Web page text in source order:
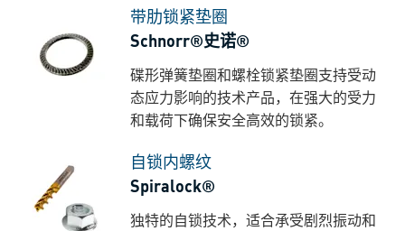
带肋锁紧垫圈
Schnorr®史诺®
碟形弹簧垫圈和螺栓锁紧垫圈支持受动
态应力影响的技术产品，在强大的受力
和载荷下确保安全高效的锁紧。
自锁内螺纹
Spiralock®
独特的自锁技术，适合承受剧烈振动和